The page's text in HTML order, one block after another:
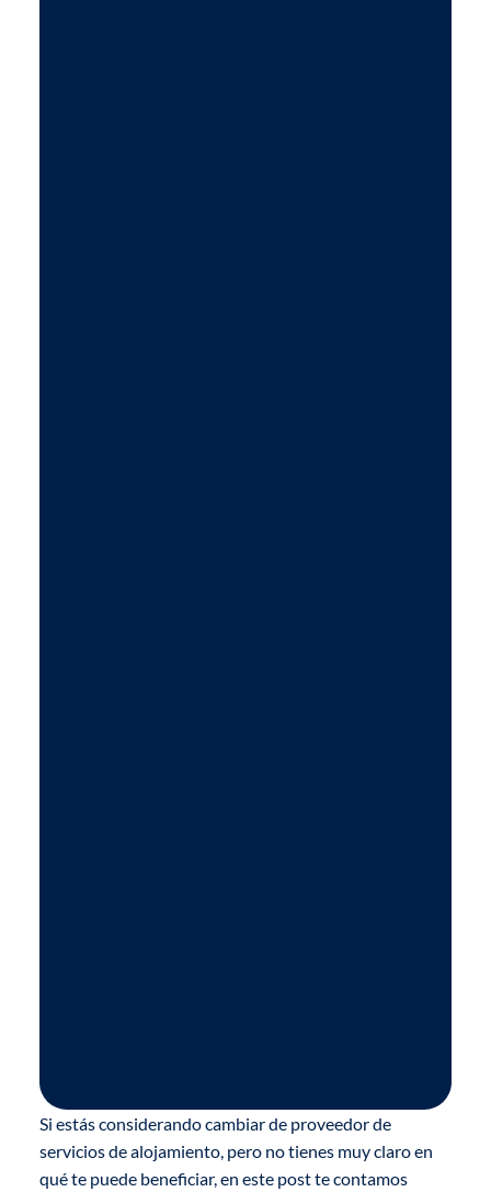
Si estás considerando cambiar de proveedor de
servicios de alojamiento, pero no tienes muy claro en
qué te puede beneficiar, en este post te contamos